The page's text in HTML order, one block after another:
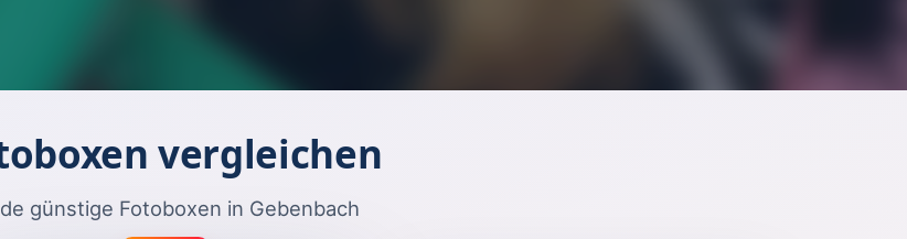
vergleichen
günstige Fotoboxen in Gebenbach